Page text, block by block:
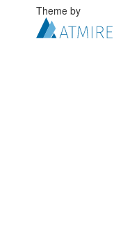
Theme by